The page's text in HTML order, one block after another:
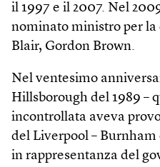
il 1997 e il 2007. Nel
nominato ministro per la
Blair, Gordon Brown.
Nel ventesimo
Hillsborough del 1989 –
incontrollata aveva
del Liverpool –
in rappresentanza del